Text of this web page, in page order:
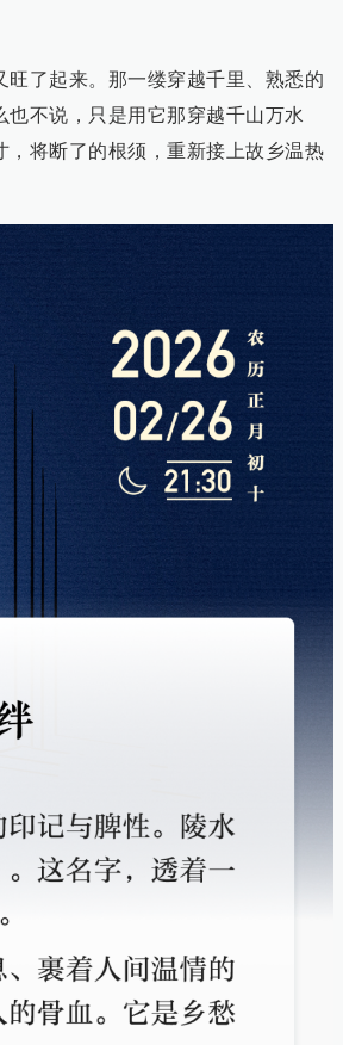
了起来。那一缕穿越千里、熟悉的
不说，只是用它那穿越千山万水
将断了的根须，重新接上故乡温热